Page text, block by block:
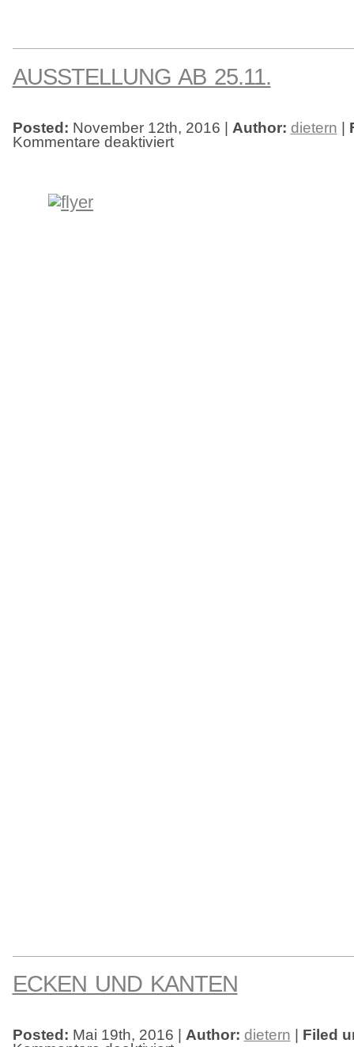
AUSSTELLUNG AB 25.11.
Posted: November 12th, 2016 | Author: dietern |
Kommentare deaktiviertfür
Ausstellung
ECKEN UND KANTEN
Posted: Mai 19th, 2016 | Author: dietern
Filed